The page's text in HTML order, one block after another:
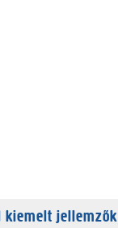
kiemelt jellemzők